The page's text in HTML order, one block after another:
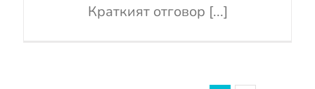
Краткият отговор [...]